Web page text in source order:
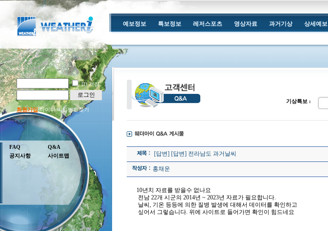
ID 저장
로그인
회원가입아이디/비밀번호찾기
예보정보 특보정보 레저스포츠 영상자료 과거기상 상세예보
기상특보 :
FAQ
공지사항
Q&A
사이트맵
[답변] [답변] 전라남도 과거날씨
홍채운
10년치 자료를 받을수 없나요
전남 22개 시군의 2014년 ~ 2023년 자료가 필요합니다.
날씨, 기온 등등에 의한 질병 발생에 대해서 데이터를 확인하고
싶어서 그렇습니다. 위에 사이트로 들어가면 확인이 힘드네요